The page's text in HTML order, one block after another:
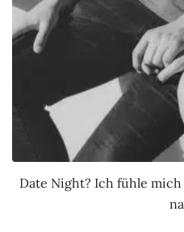
Date Night? Ich fühle